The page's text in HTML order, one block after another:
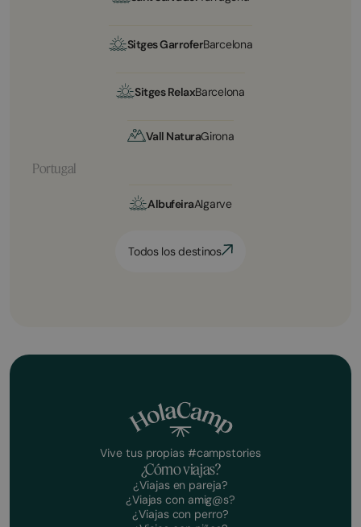
Sitges GarroferBarcelona
Sitges RelaxBarcelona
Vall NaturaGirona
Portugal
AlbufeiraAlgarve
Todos los destinos
Vive tus propias #campstories
¿Cómo viajas?
¿Viajas en pareja?
¿Viajas con amig@s?
¿Viajas con perro?